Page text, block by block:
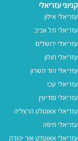
קניוני עזריאלי
עזריאלי אילון
עזריאלי תל אביב
עזריאלי ירושלים
עזריאלי חולון
עזריאלי הוד השרון
עזריאלי עכו
עזריאלי מודיעין
עזריאלי אאוטלט הרצליה
עזריאלי חיפה
עזריאלי אאוטלט אור יהודה